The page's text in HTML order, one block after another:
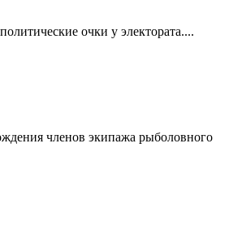
очки у электората....
членов экипажа рыболовного